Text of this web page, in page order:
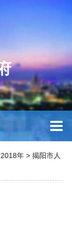
2018年 > 揭阳市人